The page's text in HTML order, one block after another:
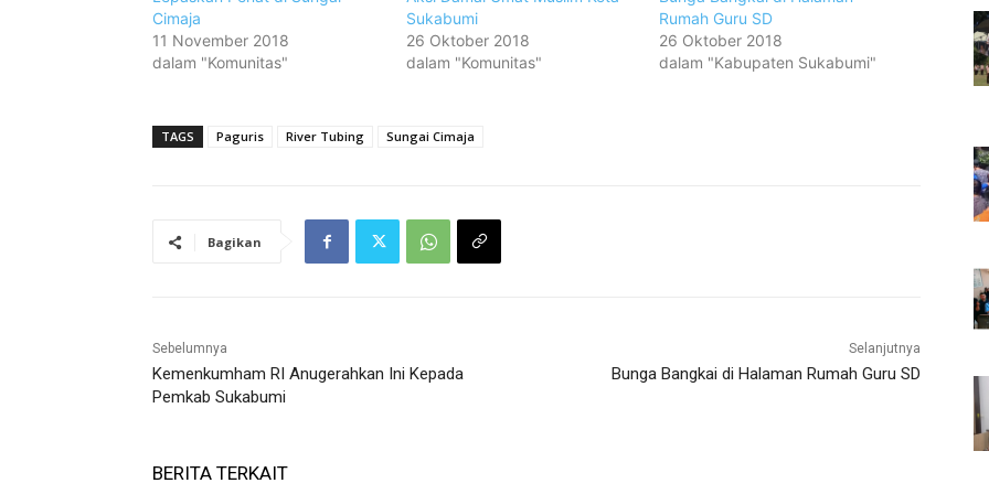
Cimaja
11 November 2018
dalam "Komunitas"
Sukabumi
26 Oktober 2018
dalam "Komunitas"
Rumah Guru SD
26 Oktober 2018
dalam "Kabupaten Sukabumi"
TAGS Paguris River Tubing Sungai Cimaja
Bagikan
Sebelumnya
Kemenkumham RI Anugerahkan Ini Kepada
Pemkab Sukabumi
Selanjutnya
Bunga Bangkai di Halaman Rumah Guru SD
BERITA TERKAIT